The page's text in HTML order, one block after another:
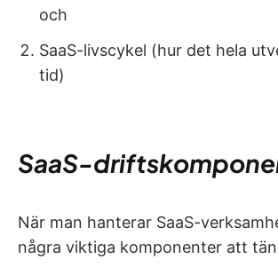
och
SaaS-livscykel (hur det hela
tid)
SaaS-
När man hanterar SaaS-
några viktiga komponenter att